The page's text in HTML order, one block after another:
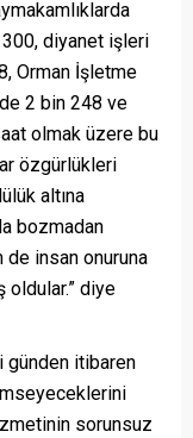
300, diyanet işleri
Orman İşletme
2 bin 248 ve
olmak üzere bu
özgürlükleri
altına
bozmadan
de insan onuruna
oldular.” diye
itibaren
sorunsuz